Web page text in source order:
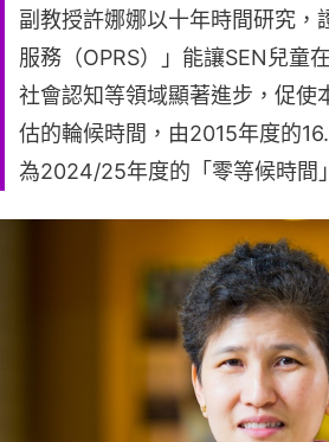
副教授許娜娜以十年時間研究，
服務（OPRS）」能讓SEN兒童
社會認知等領域顯著進步，促使
估的輪候時間，由2015年度的
為2024/25年度的「零等候時間